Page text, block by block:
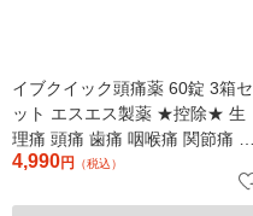
イブクイック頭痛薬 60錠 3箱セ
ット エスエス製薬 ★控除★ 生
理痛 頭痛 歯痛 咽喉痛 関節痛 筋
肉痛 神経痛 腰痛 肩こり痛【指
4,990円 （税込）